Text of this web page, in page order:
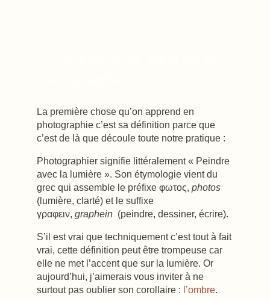
La première chose qu’on apprend en
photographie c’est sa définition parce que
c’est de là que découle toute notre pratique :
Photographier signifie littéralement « Peindre
avec la lumière ». Son étymologie vient du
grec qui assemble le préfixe φωτoς, photos
(lumière, clarté) et le suffixe
γραφειν, graphein (peindre, dessiner, écrire).
S’il est vrai que techniquement c’est tout à fait
vrai, cette définition peut être trompeuse car
elle ne met l’accent que sur la lumière. Or
aujourd’hui, j’aimerais vous inviter à ne
surtout pas oublier son corollaire : l’ombre.